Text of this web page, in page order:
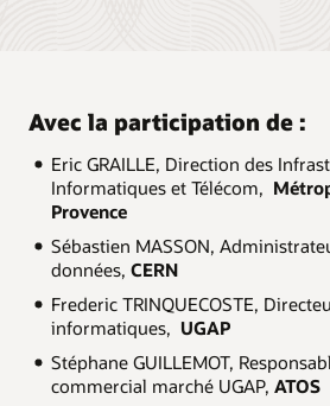
Avec la participation de :
Eric GRAILLE, Direction des
Informatiques et Télécom,
Provence
Sébastien MASSON,
données, CERN
Frederic TRINQUECOSTE,
informatiques, UGAP
Stéphane GUILLEMOT,
commercial marché UGAP, ATOS